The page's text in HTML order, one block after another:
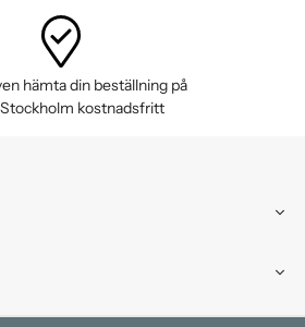
hämta din beställning på
kostnadsfritt